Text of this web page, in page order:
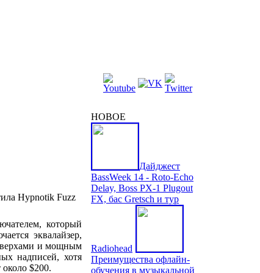
который
эквалайзер,
верхами и мощным
надписей, хотя
$200.
НОВОЕ
Дайджест
BassWeek 14 - Roto-Echo
Delay, Boss PX-1 Plugout
FX, бас Gretsch и тур
Radiohead
Преимущества офлайн-
обучения в музыкальной